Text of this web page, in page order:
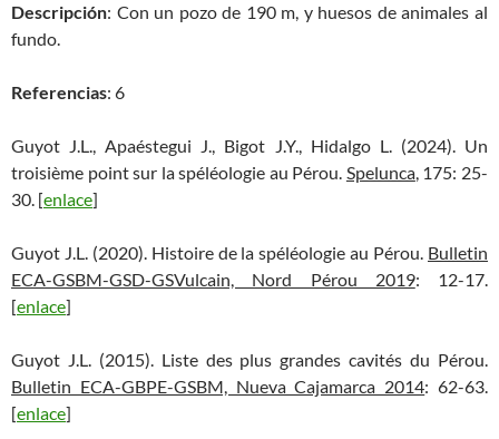
Descripción: Con un pozo de 190 m, y huesos de animales al
fundo.
Referencias: 6
Guyot J.L., Apaéstegui J., Bigot J.Y., Hidalgo L. (2024). Un
troisième point sur la spéléologie au Pérou. Spelunca, 175: 25-
30. [enlace]
Guyot J.L. (2020). Histoire de la spéléologie au Pérou. Bulletin
ECA-GSBM-GSD-GSVulcain, Nord Pérou 2019: 12-17.
[enlace]
Guyot J.L. (2015). Liste des plus grandes cavités du Pérou.
Bulletin ECA-GBPE-GSBM, Nueva Cajamarca 2014: 62-63.
[enlace]